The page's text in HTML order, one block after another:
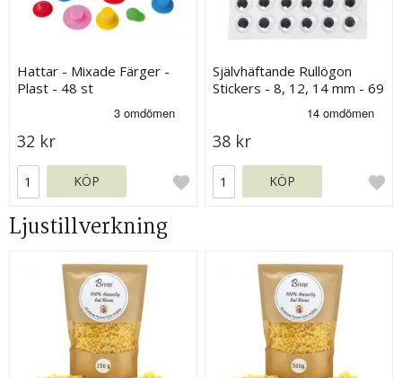
Hattar - Mixade Färger -
Plast - 48 st
32 kr
KÖP
Självhäftande Rullögon
Stickers - 8, 12, 14 mm - 69
38 kr
KÖP
Ljustillverkning